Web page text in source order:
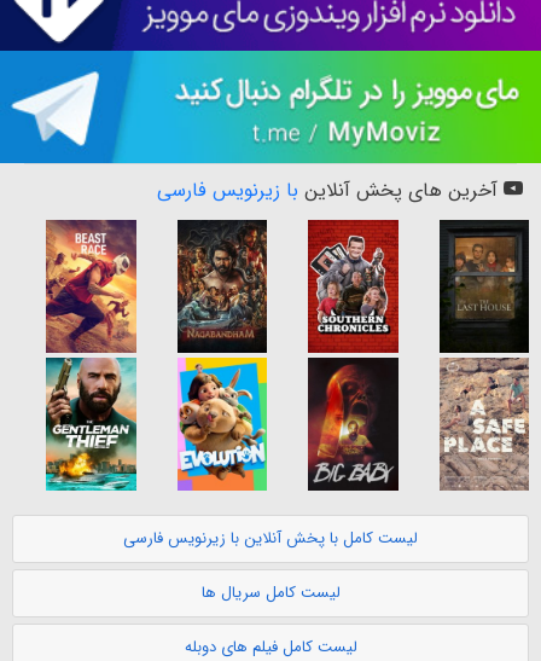
آخرین های پخش آنلاین با زیرنویس فارسی
لیست کامل با پخش آنلاین با زیرنویس فارسی
لیست کامل سریال ها
لیست کامل فیلم های دوبله